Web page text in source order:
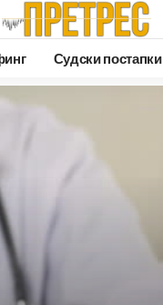
Судски постапки